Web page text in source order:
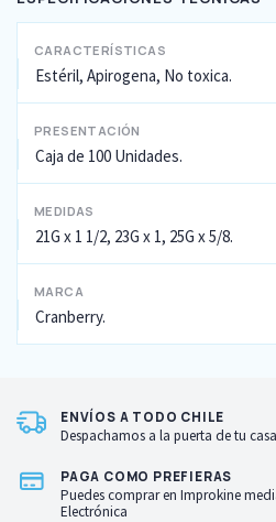
CARACTERÍSTICAS
Estéril, Apirogena, No toxica.
PRESENTACIÓN
Caja de 100 Unidades.
MEDIDAS
21G x 1 1/2, 23G x 1, 25G x 5/8.
MARCA
Cranberry.
ENVÍOS A TODO CHILE
Despachamos a la puerta de tu
PAGA COMO PREFIERAS
Puedes comprar en Improkine
Electrónica